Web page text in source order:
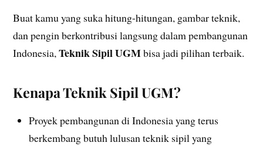
Buat kamu yang suka hitung-hitungan, gambar teknik,
dan pengin berkontribusi langsung dalam pembangunan
Indonesia,Teknik Sipil UGMbisa jadi pilihan terbaik.
Kenapa Teknik Sipil UGM?
Proyek pembangunan di Indonesia yang terus
berkembang butuh lulusan teknik sipil yang